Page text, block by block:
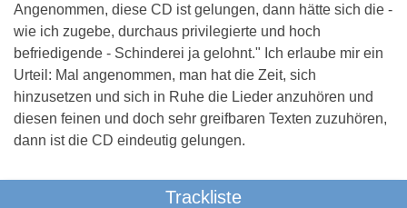
Angenommen, diese CD ist gelungen, dann hätte sich die -
wie ich zugebe, durchaus privilegierte und hoch
befriedigende - Schinderei ja gelohnt." Ich erlaube mir ein
Urteil: Mal angenommen, man hat die Zeit, sich
hinzusetzen und sich in Ruhe die Lieder anzuhören und
diesen feinen und doch sehr greifbaren Texten zuzuhören,
dann ist die CD eindeutig gelungen.
Trackliste